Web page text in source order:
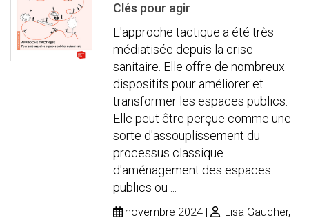
Clés pour agir
L'approche tactique a été très
médiatisée depuis la crise
sanitaire. Elle offre de nombreux
dispositifs pour améliorer et
transformer les espaces publics.
Elle peut être perçue comme une
sorte d'assouplissement du
processus classique
d'aménagement des espaces
publics ou ...
novembre 2024
Lisa Gaucher,